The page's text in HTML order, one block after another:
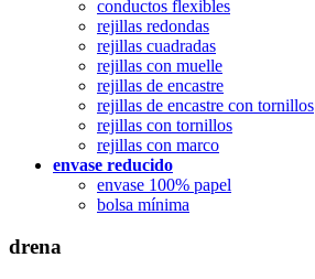
conductos flexibles
rejillas redondas
rejillas cuadradas
rejillas con muelle
rejillas de encastre
rejillas de encastre con tornillos
rejillas con tornillos
rejillas con marco
envase reducido
envase 100% papel
bolsa mínima
drena